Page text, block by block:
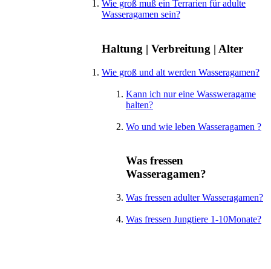
Wie groß muß ein Terrarien für adulte
Wasseragamen sein?
Haltung | Verbreitung | Alter
Wie groß und alt werden Wasseragamen?
Kann ich nur eine Wassweragame
halten?
Wo und wie leben Wasseragamen ?
Was fressen
Wasseragamen?
Was fressen adulter Wasseragamen?
Was fressen Jungtiere 1-10Monate?